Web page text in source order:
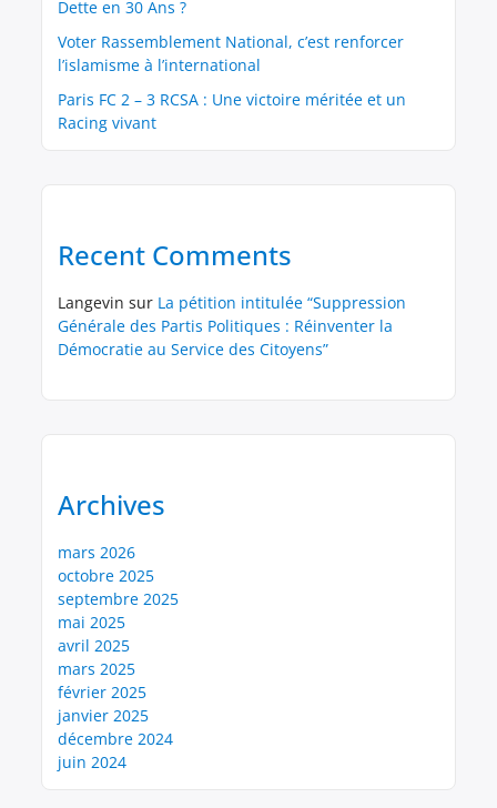
Dette en 30 Ans ?
Voter Rassemblement National, c’est renforcer
l’islamisme à l’international
Paris FC 2 – 3 RCSA : Une victoire méritée et un
Racing vivant
Recent Comments
Langevin sur La pétition intitulée “Suppression
Générale des Partis Politiques : Réinventer la
Démocratie au Service des Citoyens”
Archives
mars 2026
octobre 2025
septembre 2025
mai 2025
avril 2025
mars 2025
février 2025
janvier 2025
décembre 2024
juin 2024